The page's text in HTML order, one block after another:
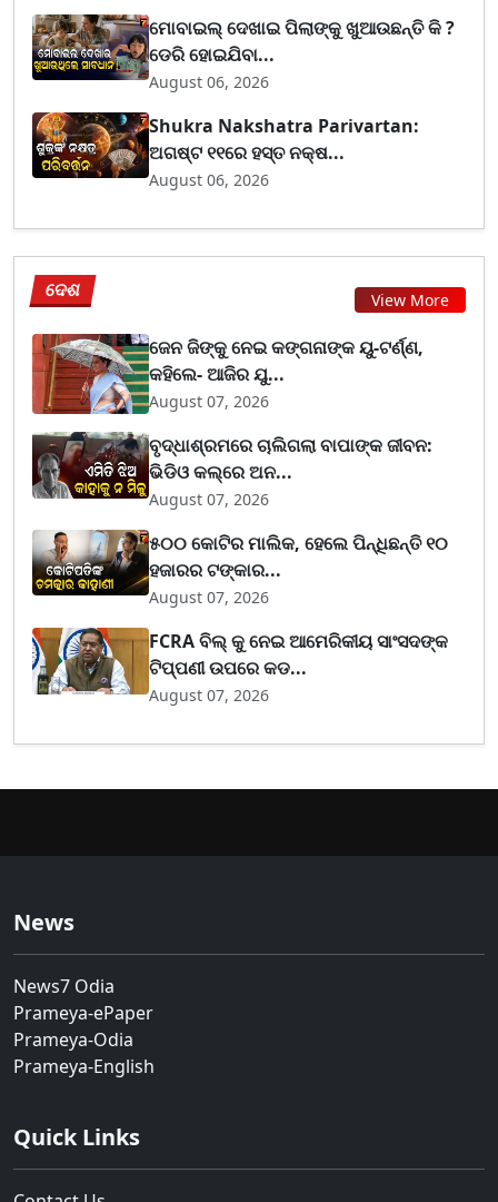
ମୋବାଇଲ୍ ଦେଖାଇ ପିଲାଙ୍କୁ ଖୁଆଉଛନ୍ତି କି ?
ଡେରି ହୋଇଯିବା...
August 06, 2026
Shukra Nakshatra Parivartan:
ଅଗଷ୍ଟ ୧୧ରେ ହସ୍ତ ନକ୍ଷ...
August 06, 2026
ଦେଶ View More
ଜେନ ଜିଙ୍କୁ ନେଇ କଙ୍ଗନାଙ୍କ ୟୁ-ଟର୍ଣ୍ଣ,
କହିଲେ- ଆଜିର ଯୁ...
August 07, 2026
ବୃଦ୍ଧାଶ୍ରମରେ ଚାଲିଗଲା ବାପାଙ୍କ ଜୀବନ:
ଭିଡିଓ କଲ୍‌ରେ ଅନ...
August 07, 2026
୫୦୦ କୋଟିର ମାଲିକ, ହେଲେ ପିନ୍ଧିଛନ୍ତି ୧୦
ହଜାରର ଟଙ୍କାର...
August 07, 2026
FCRA ବିଲ୍ କୁ ନେଇ ଆମେରିକୀୟ ସାଂସଦଙ୍କ
ଟିପ୍ପଣୀ ଉପରେ କଡ...
August 07, 2026
News
News7 Odia
Prameya-ePaper
Prameya-Odia
Prameya-English
Quick Links